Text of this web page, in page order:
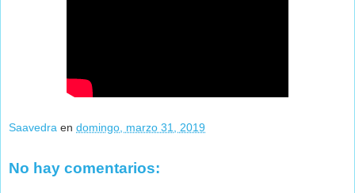
Saavedra en domingo, marzo 31, 2019
No hay comentarios: